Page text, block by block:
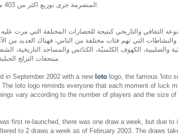
المنصرمة جرى توزيع اكثر من 403 مليارات ليرة لبنانية على اكثر من 17 مليون رابح.
الثقافي والتاريخي كنتيجة للحضارات المختلفة التي مرت
التي تهم فئات مختلفة من الناس، فهناك العديد من
والصليبية، الكهوف الكلسيّة، الكنائس والمساجد التاريخية،
منتجعات التزلج الجبلية، بالإضافة إلى المطبخ اللبناني المشهور عالميًّا.
in September 2002 with a new loto logo, the famous 'loto
loto logo reminds everyone that each moment of luck
vary according to the number of players and the size
first re-launched, there was one draw a week, but due to
to 2 draws a week as of February 2003. The draws